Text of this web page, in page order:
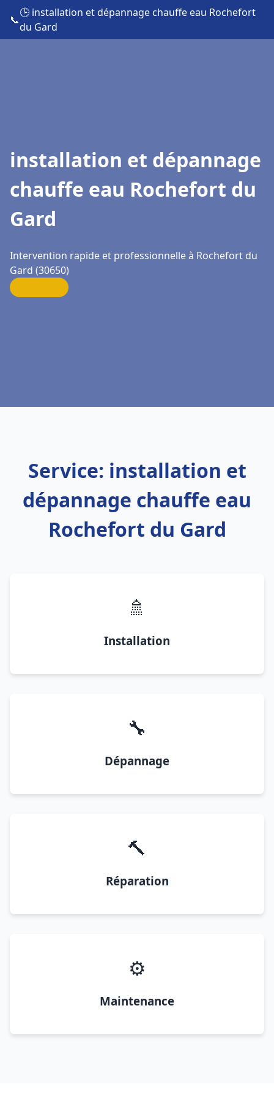
📞
🕒 installation et dépannage chauffe eau Rochefort
du Gard
installation et dépannage
chauffe eau Rochefort du
Gard
Intervention rapide et professionnelle à Rochefort du
Gard (30650)
Service: installation et
dépannage chauffe eau
Rochefort du Gard
🚿
Installation
🔧
Dépannage
🔨
Réparation
⚙️
Maintenance